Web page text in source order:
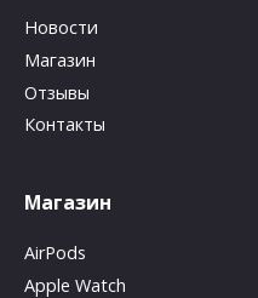
Новости
Магазин
Отзывы
Контакты
Магазин
AirPods
Apple Watch